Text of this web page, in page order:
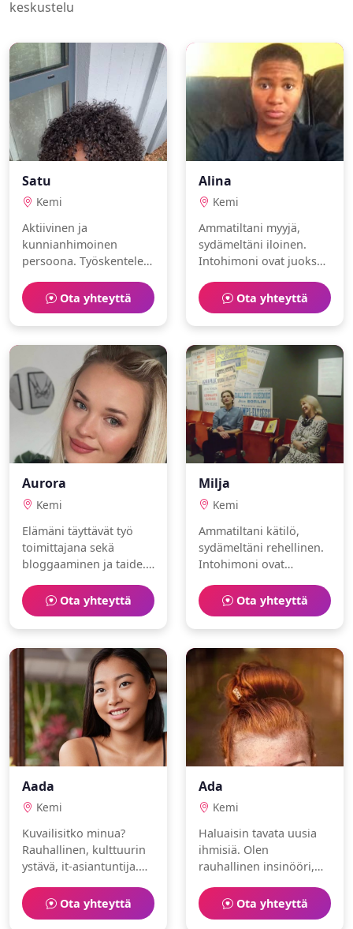
keskustelu
Satu
Kemi
Aktiivinen ja
kunnianhimoinen
persoona. Työskentelen
Harrastuksiani ovat
puutarhanhoito ja taide.
Ota yhteyttä
Alina
Kemi
Ammatiltani myyjä,
sydämeltäni iloinen.
Intohimoni ovat juoksu
sielunkumppani.
Ota yhteyttä
Aurora
Kemi
Elämäni täyttävät työ
toimittajana sekä
bloggaaminen ja taide.
sosiaalinen.Ota yhteyttä
Milja
Kemi
Ammatiltani kätilö,
sydämeltäni rehellinen.
Intohimoni ovat
Toivoisin löytäväni
samanhenkisen
ihmisen.
Ota yhteyttä
Aada
Kemi
Kuvailisitko minua?
Rauhallinen, kulttuurin
ystävä, it-asiantuntija.
uinti.
Ota yhteyttä
Ada
Kemi
Haluaisin tavata uusia
ihmisiä. Olen
rauhallinen insinööri,
ja teatteri.Ota yhteyttä